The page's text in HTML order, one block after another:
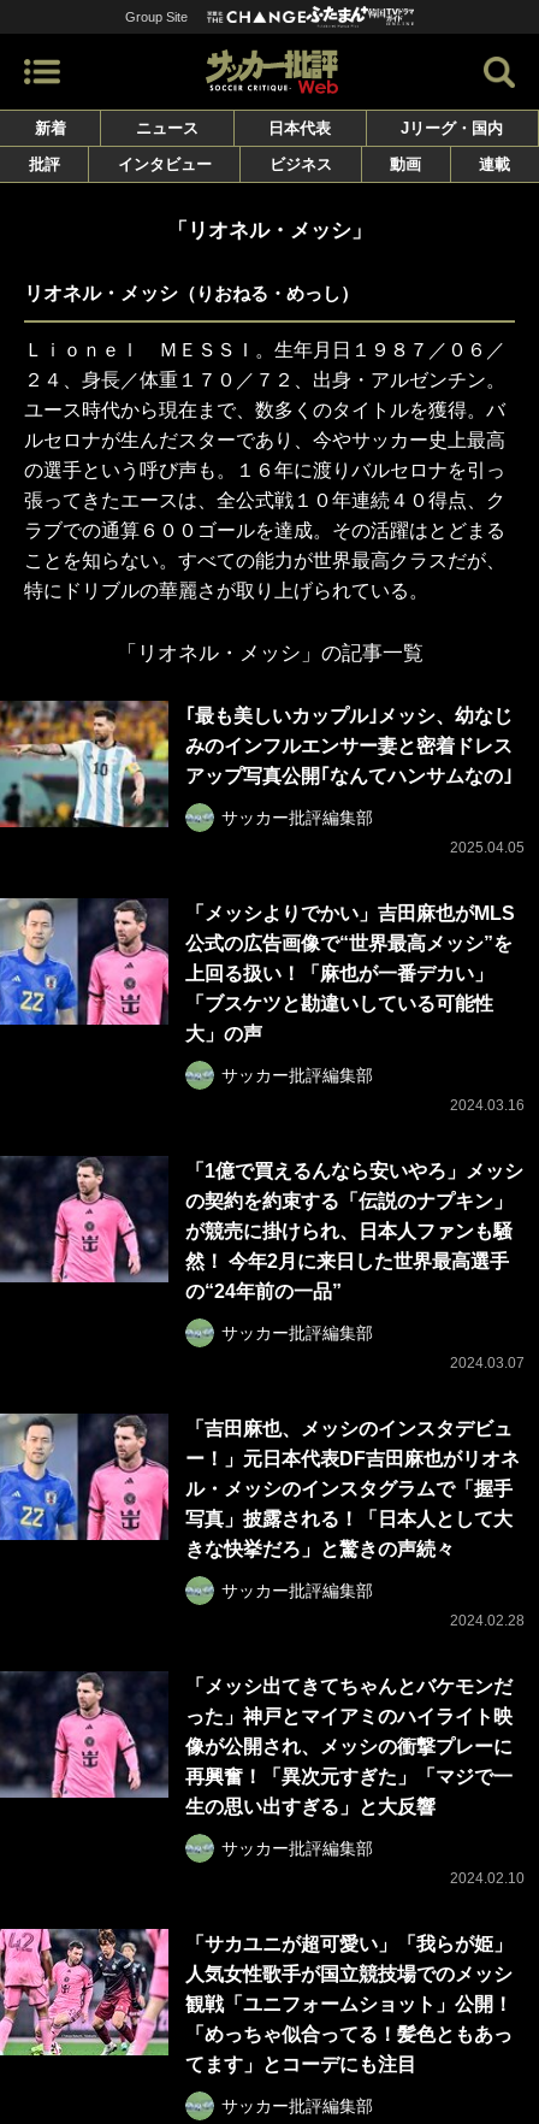
Group Site
新着 ニュース 日本代表
Jリーグ・国内
批評
インタビュー ビジネス 動画 連載
「リオネル・メッシ」
リオネル・メッシ （りおねる・めっし）
Ｌｉｏｎｅｌ ＭＥＳＳＩ。生年月日１９８７／０６／
２４、身長／体重１７０／７２、出身・アルゼンチン。
ユース時代から現在まで、数多くのタイトルを獲得。バ
ルセロナが生んだスターであり、今やサッカー史上最高
の選手という呼び声も。１６年に渡りバルセロナを引っ
張ってきたエースは、全公式戦１０年連続４０得点、ク
ラブでの通算６００ゴールを達成。その活躍はとどまる
ことを知らない。すべての能力が世界最高クラスだが、
特にドリブルの華麗さが取り上げられている。
「リオネル・メッシ」の記事一覧
｢最も美しいカップル｣メッシ、幼なじ
みのインフルエンサー妻と密着ドレス
アップ写真公開｢なんてハンサムなの｣
サッカー批評編集部
2025.04.05
「メッシよりでかい」吉田麻也がMLS
公式の広告画像で“世界最高メッシ”を
上回る扱い！「麻也が一番デカい」
「ブスケツと勘違いしている可能性
大」の声
サッカー批評編集部
2024.03.16
「1億で買えるんなら安いやろ」メッシ
の契約を約束する「伝説のナプキン」
が競売に掛けられ、日本人ファンも騒
然！ 今年2月に来日した世界最高選手
の“24年前の一品”
サッカー批評編集部
2024.03.07
「吉田麻也、メッシのインスタデビュ
ー！」元日本代表DF吉田麻也がリオネ
ル・メッシのインスタグラムで「握手
写真」披露される！「日本人として大
きな快挙だろ」と驚きの声続々
サッカー批評編集部
2024.02.28
「メッシ出てきてちゃんとバケモンだ
った」神戸とマイアミのハイライト映
像が公開され、メッシの衝撃プレーに
再興奮！「異次元すぎた」「マジで一
生の思い出すぎる」と大反響
サッカー批評編集部
2024.02.10
「サカユニが超可愛い」「我らが姫」
人気女性歌手が国立競技場でのメッシ
観戦「ユニフォームショット」公開！
「めっちゃ似合ってる！髪色ともあっ
てます」とコーデにも注目
サッカー批評編集部